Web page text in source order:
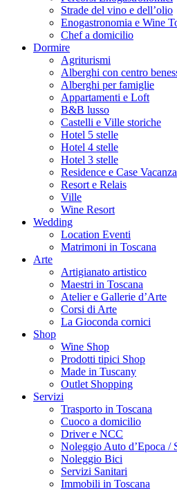
Strade del vino e dell’olio
Enogastronomia e Wine
Chef a domicilio
Dormire
Agriturismi
Alberghi con centro
Alberghi per famiglie
Appartamenti e Loft
B&B lusso
Castelli e Ville storiche
Hotel 5 stelle
Hotel 4 stelle
Hotel 3 stelle
Residence e Case Vacanza
Resort e Relais
Ville
Wine Resort
Wedding
Location Eventi
Matrimoni in Toscana
Arte
Artigianato artistico
Maestri in Toscana
Atelier e Gallerie d’Arte
Corsi di Arte
La Gioconda cornici
Shop
Wine Shop
Prodotti tipici Shop
Made in Tuscany
Outlet Shopping
Servizi
Trasporto in Toscana
Cuoco a domicilio
Driver e NCC
Noleggio Auto d’Epoca /
Noleggio Bici
Servizi Sanitari
Immobili in Toscana